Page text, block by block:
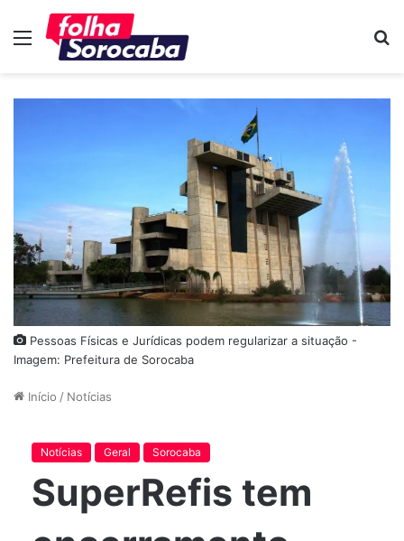
Menu
Pessoas Físicas e Jurídicas podem regularizar a situação -
Imagem: Prefeitura de Sorocaba
Início / Notícias
Notícias Geral Sorocaba
SuperRefis tem